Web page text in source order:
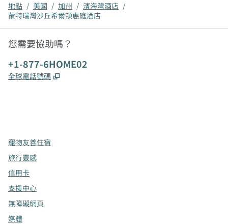
地點 / 美國 / 加州 / 濱海灣酒店 /
蒙特瑞灣沙丘希爾頓惠庭酒店
您需要協助嗎？
電話：
+1-877-6HOME02
全球電話號碼 ,
寵物友善住宿
旅行靈感
信用卡
支援中心
無障礙網頁
媒體